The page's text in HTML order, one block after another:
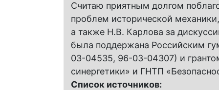
Считаю приятным долгом
проблем исторической
а также Н.В. Карлова за
была поддержана Российским
03-04535, 96-03-04307) и
синергетики» и ГНТП
Список источников: